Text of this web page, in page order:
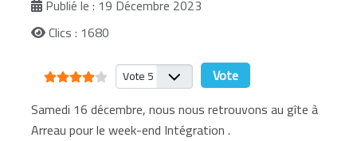
Publié le : 19 Décembre 2023
Clics : 1680
Vote utilisateur:4/5
Veuillez voter
Samedi 16 décembre, nous nous retrouvons au gîte à
Arreau pour le week-end Intégration .